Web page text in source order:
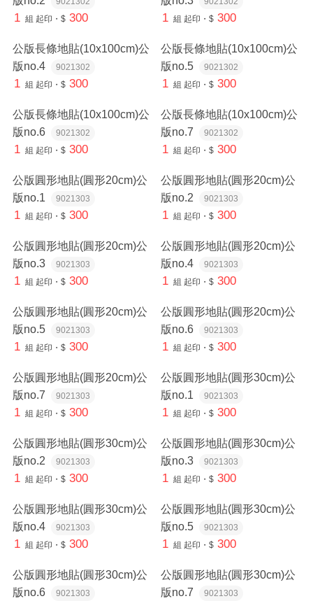
1 組 起印・$ 300 1 組 起印・$ 300
公版長條地貼(10x100cm)公
版no.4
9021302
1 組 起印・$ 300
公版長條地貼(10x100cm)公
版no.5
9021302
1 組 起印・$ 300
公版長條地貼(10x100cm)公
版no.6
9021302
1 組 起印・$ 300
公版長條地貼(10x100cm)公
版no.7
9021302
1 組 起印・$ 300
公版圓形地貼(圓形20cm)公
版no.1
9021303
1 組 起印・$ 300
公版圓形地貼(圓形20cm)公
版no.2
9021303
1 組 起印・$ 300
公版圓形地貼(圓形20cm)公
版no.3
9021303
1 組 起印・$ 300
公版圓形地貼(圓形20cm)公
版no.4
9021303
1 組 起印・$ 300
公版圓形地貼(圓形20cm)公
版no.5
9021303
1 組 起印・$ 300
公版圓形地貼(圓形20cm)公
版no.6
9021303
1 組 起印・$ 300
公版圓形地貼(圓形20cm)公
版no.7
9021303
1 組 起印・$ 300
公版圓形地貼(圓形30cm)公
版no.1
9021303
1 組 起印・$ 300
公版圓形地貼(圓形30cm)公
版no.2
9021303
1 組 起印・$ 300
公版圓形地貼(圓形30cm)公
版no.3
9021303
1 組 起印・$ 300
公版圓形地貼(圓形30cm)公
版no.4
9021303
1 組 起印・$ 300
公版圓形地貼(圓形30cm)公
版no.5
9021303
1 組 起印・$ 300
公版圓形地貼(圓形30cm)公
版no.6
9021303
公版圓形地貼(圓形30cm)公
版no.7
9021303